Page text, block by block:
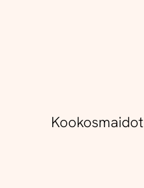
Kookosmaidot